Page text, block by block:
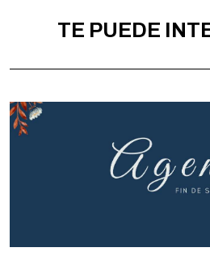
TE PUEDE